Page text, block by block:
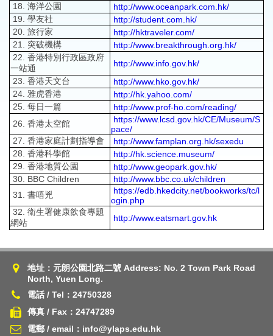
18. 海洋公園
http://www.oceanpark.com.hk/
19. 學友社
http://student.com.hk/
20. 旅行家
http://hktraveler.com/
21. 突破機構
http://www.breakthrough.org.hk/
22. 香港特別行政區政府
一站通
http://www.info.gov.hk/
23. 香港天文台
http://www.hko.gov.hk/
24. 雅虎香港
http://hk.yahoo.com/
25. 每日一篇
http://www.prof-ho.com/reading/
26. 香港太空館
https://www.lcsd.gov.hk/CE/Museum/S
pace/
27. 香港家庭計劃指導會
http://www.famplan.org.hk/sexedu
28. 香港科學館
http://hk.science.museum/
29. 香港地質公園
http://www.geopark.gov.hk/
30. BBC Children
http://www.bbc.co.uk/children
31. 書唔兇
https://edb.hkedcity.net/bookworks/tc/l
ogin.php
32. 衛生署健康飲食專題
網站
http://www.eatsmart.gov.hk
地址：元朗公園北路二號 Address: No. 2 Town Park Road
North, Yuen Long.
電話 / Tel：24750328
傳真 / Fax：24747289
電郵 / email：info@ylaps.edu.hk